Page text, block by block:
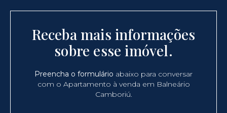
Receba mais informações
sobre esse imóvel.
Preencha o formulário abaixo para conversar
com o Apartamento à venda em Balneário
Camboriú.